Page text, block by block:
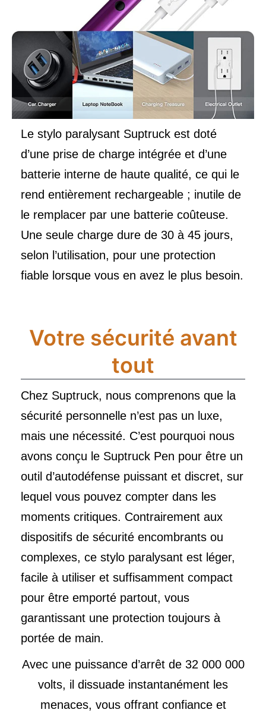
Le stylo paralysant Suptruck est doté
d’une prise de charge intégrée et d’une
batterie interne de haute qualité, ce qui le
rend entièrement rechargeable ; inutile de
le remplacer par une batterie coûteuse.
Une seule charge dure de 30 à 45 jours,
selon l’utilisation, pour une protection
fiable lorsque vous en avez le plus besoin.
Votre sécurité avant
tout
Chez Suptruck, nous comprenons que la
sécurité personnelle n’est pas un luxe,
mais une nécessité. C’est pourquoi nous
avons conçu le Suptruck Pen pour être un
outil d’autodéfense puissant et discret, sur
lequel vous pouvez compter dans les
moments critiques. Contrairement aux
dispositifs de sécurité encombrants ou
complexes, ce stylo paralysant est léger,
facile à utiliser et suffisamment compact
pour être emporté partout, vous
garantissant une protection toujours à
portée de main.
Avec une puissance d’arrêt de 32 000 000
volts, il dissuade instantanément les
menaces, vous offrant confiance et